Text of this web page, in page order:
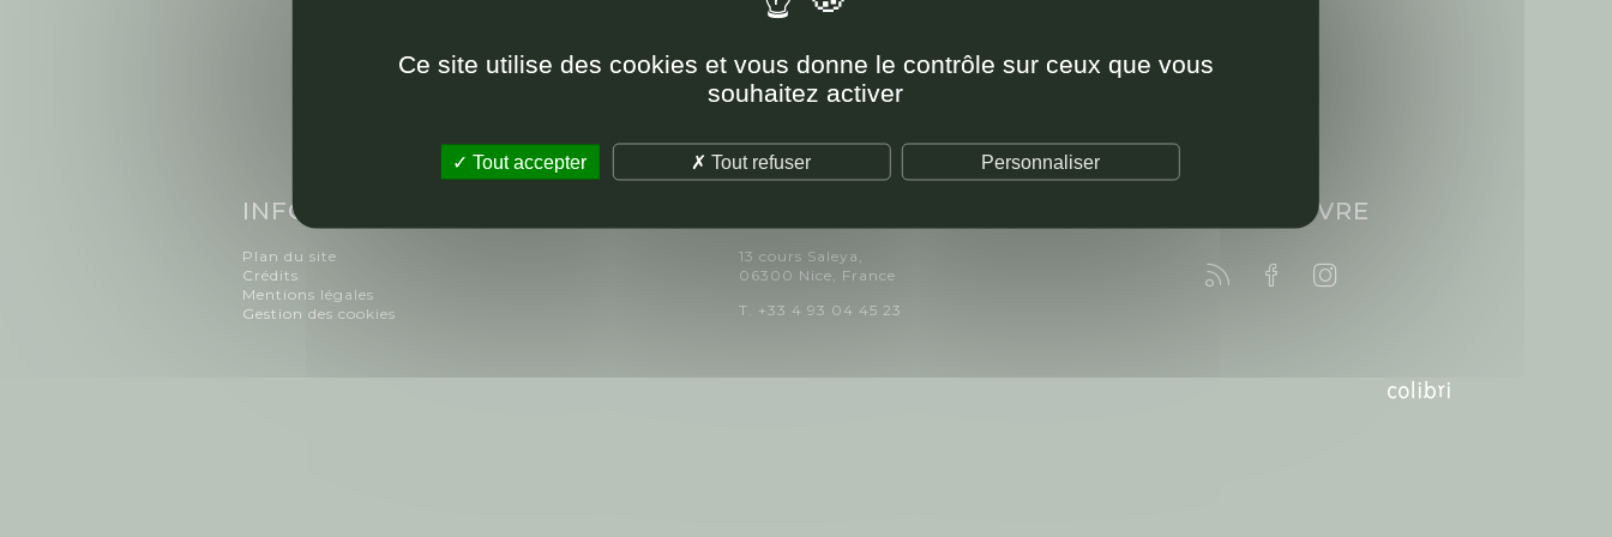
INFORMATIONS
Plan du site
Crédits
Mentions légales
Gestion des cookies
13 cours Saleya,
06300 Nice, France
T. +33 4 93 04 45 23
NOUS SUIVRE
Ce site utilise des cookies et vous donne le contrôle sur ceux que vous
souhaitez activer
Tout accepter Tout refuser Personnaliser